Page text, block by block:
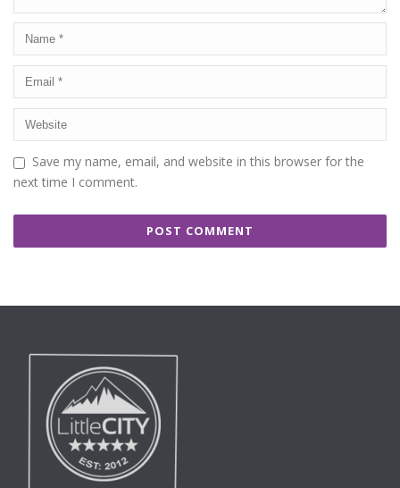
Save my name, email, and website in this browser for the
next time I comment.